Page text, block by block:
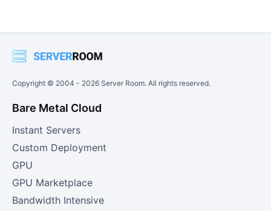
Copyright © 2004 - 2026 Server Room. All rights reserved.
Bare Metal Cloud
Instant Servers
Custom Deployment
GPU
GPU Marketplace
Bandwidth Intensive